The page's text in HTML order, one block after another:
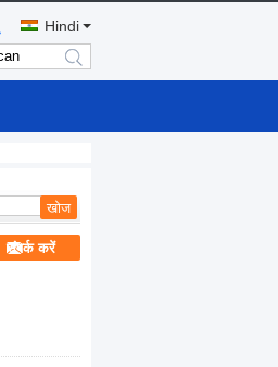
Hindi
search
संपर्क करें